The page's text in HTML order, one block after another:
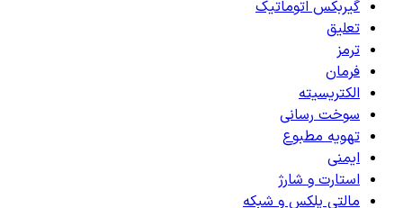
گیربکس اتوماتیک
تعلیق
ترمز
فرمان
الکتریسیته
سوخت رسانی
تهویه مطبوع
ایمنی
استارت و شارژ
مالتی پلکس و شبکه